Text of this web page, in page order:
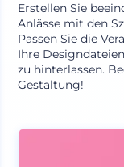
Erstellen Sie
Anlässe mit den
Passen Sie die
Ihre
zu hinterlassen.
Gestaltung!